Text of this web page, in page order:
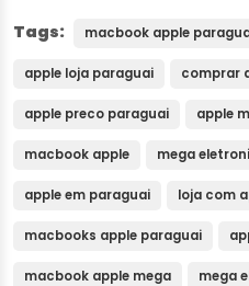
Tags: macbook apple
apple loja paraguai comprar
apple preco paraguai apple
macbook apple mega
apple em paraguai loja com
macbooks apple paraguai
macbook apple mega mega